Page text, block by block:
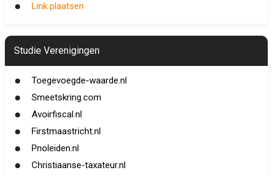
Link plaatsen
Studie Verenigingen
Toegevoegde-waarde.nl
Smeetskring.com
Avoirfiscal.nl
Firstmaastricht.nl
Pnoleiden.nl
Christiaanse-taxateur.nl